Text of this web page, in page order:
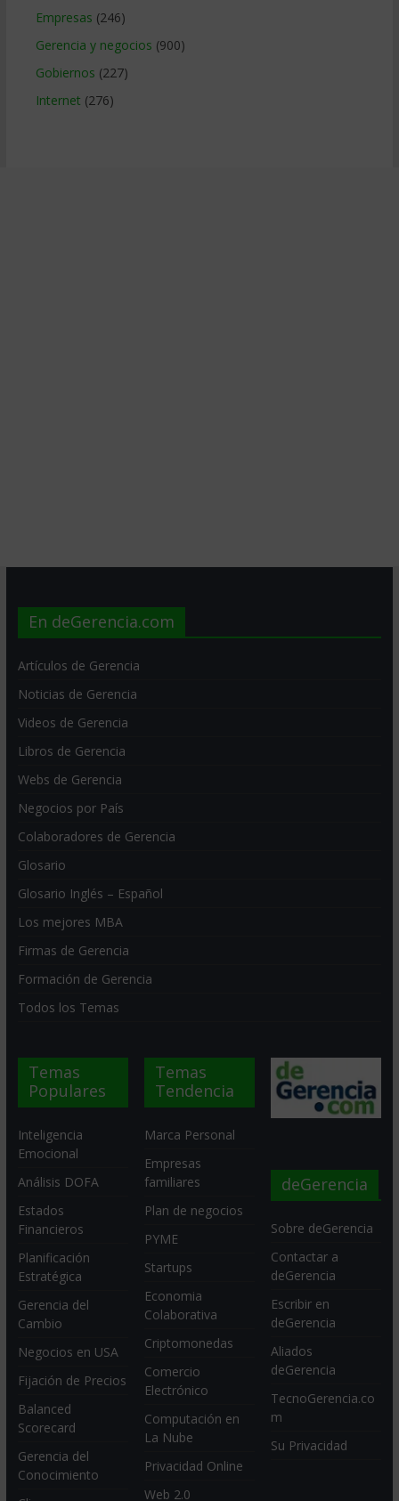
Empresas (246)
Gerencia y negocios (900)
Gobiernos (227)
Internet (276)
En deGerencia.com
Artículos de Gerencia
Noticias de Gerencia
Videos de Gerencia
Libros de Gerencia
Webs de Gerencia
Negocios por País
Colaboradores de Gerencia
Glosario
Glosario Inglés – Español
Los mejores MBA
Firmas de Gerencia
Formación de Gerencia
Todos los Temas
Temas
Populares
Inteligencia
Emocional
Análisis DOFA
Estados
Financieros
Planificación
Estratégica
Gerencia del
Cambio
Negocios en USA
Fijación de Precios
Balanced
Scorecard
Gerencia del
Conocimiento
Temas
Tendencia
Marca Personal
Empresas
familiares
Plan de negocios
PYME
Startups
Economia
Colaborativa
Criptomonedas
Comercio
Electrónico
Computación en
La Nube
Privacidad Online
Web 2.0
deGerencia
Sobre deGerencia
Contactar a
deGerencia
Escribir en
deGerencia
Aliados
deGerencia
TecnoGerencia.co
m
Su Privacidad